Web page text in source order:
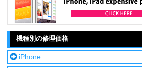
機種別の修理価格
iPhone